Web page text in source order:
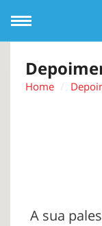
Open
Navigation
Home
A sua